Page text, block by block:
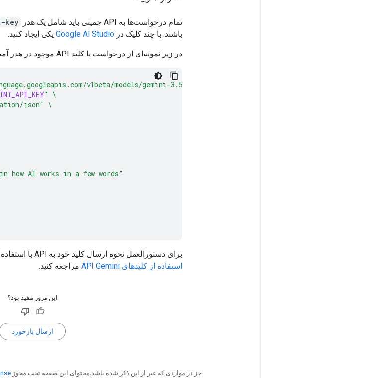
تمام درخواست‌ها به API جمینی باید شامل یک هدر key
باشند. با چند کلیک در Google AI Studio یکی ایجاد کنید.
در زیر نمونه‌ای از درخواست با کلید API موجود در هدر آمده است:
v1beta/models/gemini-3.5-flash:generateContent"
"
\
json'
\
how AI works in a few words"
برای دستورالعمل نحوه ارسال کلید خود به API با استفاده از SDK های Gemini، به راهنمای
استفاده از کلیدهای API Gemini
مراجعه کنید.
این مرور مفید بود؟
ارسال بازخورد
جز در مواردی که غیر از این ذکر شده باشد،‌محتوای این صفحه تحت مجوز